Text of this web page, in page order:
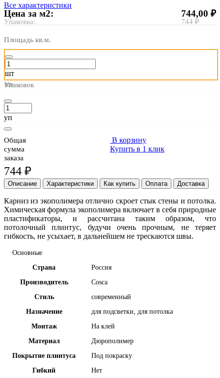
Все характеристики
Цена за м2:
Упаковка:
744,00 ₽
744 ₽
Площадь кв.м.
шт
Упаковок
уп
Общая
сумма
заказа
744 ₽
В корзину
Купить в 1 клик
Описание Характеристики Как купить Оплата Доставка
Карниз из экополимера отлично скроет стык стены и потолка.
Химическая формула экополимера включает в себя природные
пластификаторы, и рассчитана таким образом, что
потолочный плинтус, будучи очень прочным, не теряет
гибкость, не усыхает, в дальнейшем не трескаются швы.
Основные
Страна
Россия
Производитель
Cosca
Стиль
современный
Назначение
для подсветки, для потолка
Монтаж
На клей
Материал
Дюрополимер
Покрытие плинтуса
Под покраску
Гибкий
Нет